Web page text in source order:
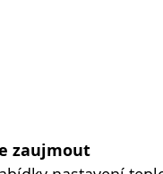
zaujmout